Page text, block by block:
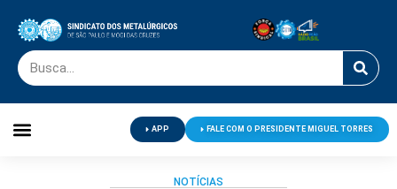
APP FALE COM O PRESIDENTE MIGUEL TORRES
NOTÍCIAS